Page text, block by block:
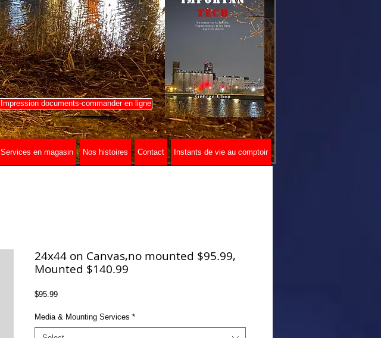
Services en magasin Nos histoires Contact Instants de vie au comptoir
Impression documents-commander en ligne
24x44 on Canvas,no mounted $95.99,
Mounted $140.99
$95.99Price
Media & Mounting Services *